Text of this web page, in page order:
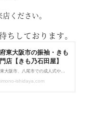
ください。
ちしております。